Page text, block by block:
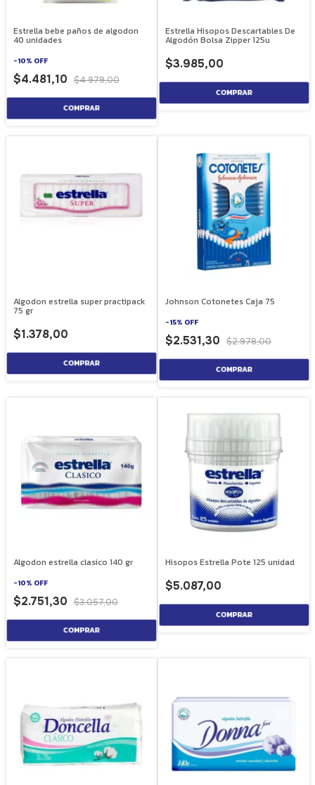
Estrella bebe paños de algodon
40 unidades
-10% OFF
$4.481,10 $4.979,00
Estrella Hisopos Descartables De
Algodón Bolsa Zipper 125u
$3.985,00
Algodon estrella super practipack
75 gr
$1.378,00
Johnson Cotonetes Caja 75
-15% OFF
$2.531,30 $2.978,00
Algodon estrella clasico 140 gr
-10% OFF
$2.751,30 $3.057,00
Hisopos Estrella Pote 125 unidad
$5.087,00